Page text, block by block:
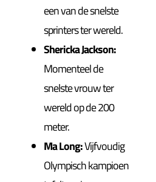
een van de snelste
sprinters ter wereld.
Shericka Jackson:
Momenteel de
snelste vrouw ter
wereld op de 200
meter.
Ma Long:Vijfvoudig
Olympisch kampioen